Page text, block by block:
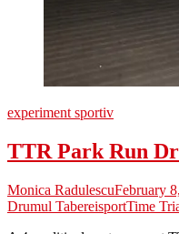
experiment sportiv
TTR Park Run
Monica RadulescuFebruary
Drumul TabereisportTime